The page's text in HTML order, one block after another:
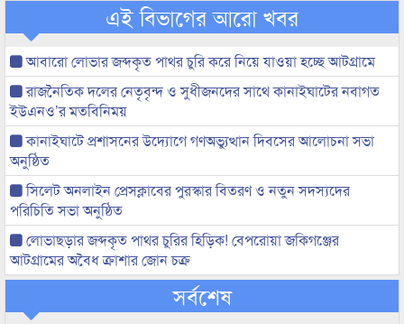
এই বিভাগের আরো খবর
আবারো লোভার জব্দকৃত পাথর চুরি করে নিয়ে যাওয়া হচ্ছে আটগ্রামে
রাজনৈতিক দলের নেতৃবৃন্দ ও সুধীজনদের সাথে কানাইঘাটের নবাগত
ইউএনও’র মতবিনিময়
কানাইঘাটে প্রশাসনের উদ্যোগে গণঅভ্যুত্থান দিবসের আলোচনা সভা
অনুষ্ঠিত
সিলেট অনলাইন প্রেসক্লাবের পুরস্কার বিতরণ ও নতুন সদস্যদের
পরিচিতি সভা অনুষ্ঠিত
লোভাছড়ার জব্দকৃত পাথর চুরির হিড়িক! বেপরোয়া জকিগঞ্জের
আটগ্রামের অবৈধ ক্রাশার জোন চক্র
সর্বশেষ